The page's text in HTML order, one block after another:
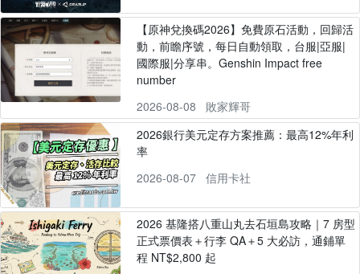
【原神兌換碼2026】免費原石活動，回歸活
動，前瞻序號，每日自動領取，台服|亞服|
國際服|分享串。Genshin Impact free
number
2026-08-08
敗家輝哥
2026銀行美元定存方案推薦：最高12%年利
率
2026-08-07
信用卡社
2026 基隆搭八重山丸去石垣島攻略｜7 房型
正式票價表＋行李 QA＋5 大必訪，通鋪單
程 NT$2,800 起